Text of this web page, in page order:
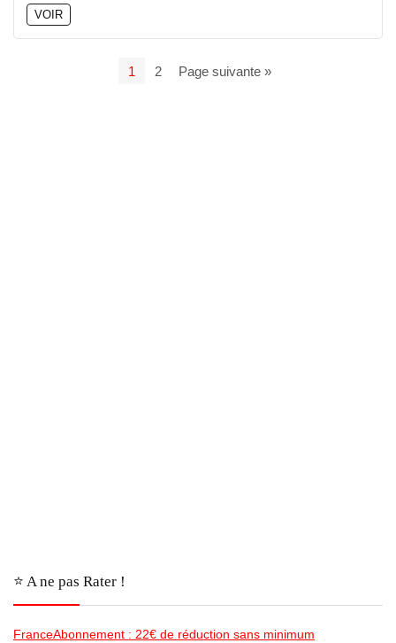
VOIR
1 2 Page suivante »
⭐️ A ne pas Rater !
FranceAbonnement : 22€ de réduction sans minimum